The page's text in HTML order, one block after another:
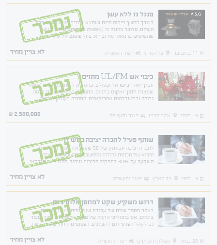
מנגל גז ללא עשן
לצורך המשך פיתוח מיזם שנמצא בהליך פטנט רשום בכל
העולם, מדובר במנגל גז (אופציה גם לגחלים) ללא עשן
שהשימוש בו מאוד נוח ובריא. בעל פוטנציאל גדול מאוד
נמכר
11 בדצמבר כל הארץ ייצור ותעשייה לא צויין מחיר
כיבוי אש UL/FM מתזים
עסק ייחודי בישראל ובעולם, כהגדרת לקוחות החברה "נישה"
שנוצרה לתוך ואקום בתחום. התמחות בתחום ושרות ברמה
גבוהה ובסטנדרטים אמריקאיים. התחלה כעוסק מורשה
נמכר
19 ביולי אזור מרכז ייצור ותעשייה 2,500,000
₪
שותף פעיל לחברה יציבה בגוש דן
לחברה יציבה עם ותק של 50 שנה באזור גוש דן בתחום
היבוא של מכונות גדולות ומוחשבות דרוש שותף פעיל.
השקעה עד 30% לתפקיד מכירות וניהול. מהנדס או הנדסאי
נמכר
19 ביוני כל הארץ ייצור ותעשייה לא צויין מחיר
דרוש משקיע שקט למחסן אלומיניום
לאחר מספר שנים של עבודת שטח ופיתוח שני פטנטים
בתחום, אנו בתהליכי הקמה של מחסן אלומיניום אשר ימכור
גם לקהל הפרטי וגם לקבלנים. הפטנטים היחודים מבדל את
נמכר
28 במאי עפולה והעמקים ייצור ותעשייה לא צויין מחיר